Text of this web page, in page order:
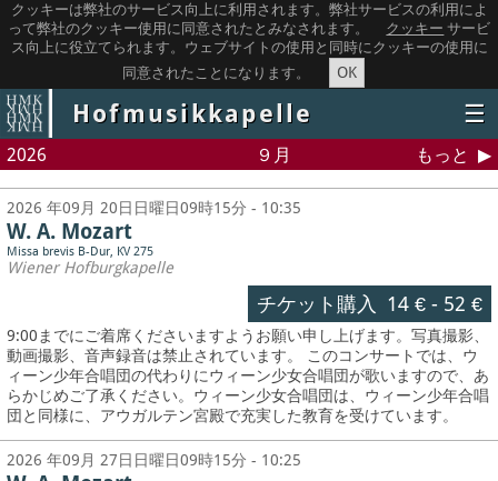
クッキーは弊社のサービス向上に利用されます。弊社サービスの利用によ
って弊社のクッキー使用に同意されたとみなされます。
クッキー サービ
ス向上に役立てられます。ウェブサイトの使用と同時にクッキーの使用に
同意されたことになります。
OK
Hofmusikkapelle ☰
2026 ９月 もっと
2026 年09月 20日日曜日09時15分 - 10:35
W. A. Mozart
Missa brevis B-Dur, KV 275
Wiener Hofburgkapelle
チケット購入 14 €- 52 €
9:00までにご着席くださいますようお願い申し上げます。写真撮影、
動画撮影、音声録音は禁止されています。 このコンサートでは、ウ
ィーン少年合唱団の代わりにウィーン少女合唱団が歌いますので、あ
らかじめご了承ください。ウィーン少女合唱団は、ウィーン少年合唱
団と同様に、アウガルテン宮殿で充実した教育を受けています。
2026 年09月 27日日曜日09時15分 - 10:25